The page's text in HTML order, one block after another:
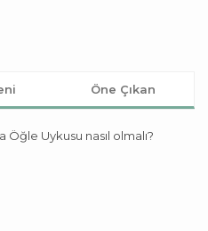
Öne Çıkan
Öğle Uykusu nasıl olmalı?